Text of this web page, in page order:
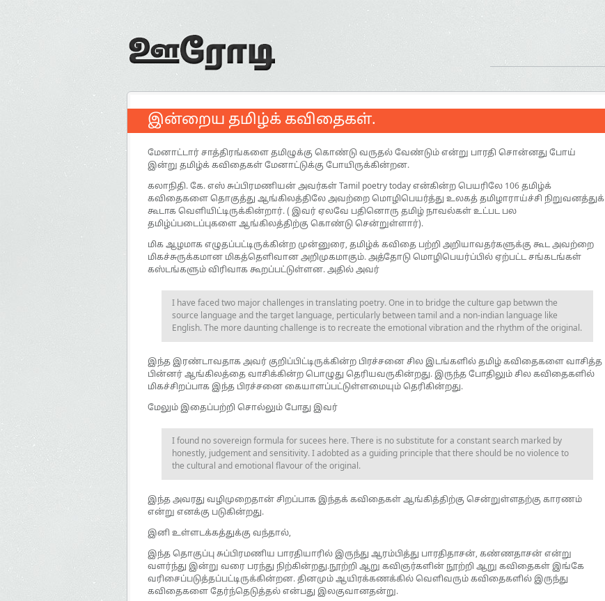
இன்றைய தமிழ்க் கவிதைகள்.
மேனாட்டார் சாத்திரங்களை தமிழுக்கு கொண்டு வருதல் வேண்டும் என்று பாரதி சொன்னது போய்
இன்று தமிழ்க் கவிதைகள் மேனாட்டுக்கு போயிருக்கின்றன.
கலாநிதி. கே. எஸ் சுப்பிரமணியன் அவர்கள் Tamil poetry today என்கின்ற பெயரிலே 106 தமிழ்க்
கவிதைகளை தொகுத்து ஆங்கிலத்திலே அவற்றை மொழிபெயர்த்து உலகத் தமிழாராய்ச்சி நிறுவனத்துக்
கூடாக வெளியிட்டிருக்கின்றார். ( இவர் ஏலவே பதினொரு தமிழ் நாவல்கள் உட்பட பல
தமிழ்ப்படைப்புகளை ஆங்கிலத்திற்கு கொண்டு சென்றுள்ளார்).
மிக ஆழமாக எழுதப்பட்டிருக்கின்ற முன்னுரை, தமிழ்க் கவிதை பற்றி அறியாவதர்களுக்கு கூட அவற்றை
மிகச்சுருக்கமான மிகத்தெளிவான அறிமுகமாகும். அத்தோடு மொழிபெயர்ப்பில் ஏற்பட்ட சங்கடங்கள்
கஸ்டங்களும் விரிவாக கூறப்பட்டுள்ளன. அதில் அவர்
I have faced two major challenges in translating poetry. One in to bridge the culture gap betwwn the
source language and the target language, perticularly between tamil and a non-indian language like
English. The more daunting challenge is to recreate the emotional vibration and the rhythm of the original.
இந்த இரண்டாவதாக அவர் குறிப்பிட்டிருக்கின்ற பிரச்சனை சில இடங்களில் தமிழ் கவிதைகளை வாசித்த
பின்னர் ஆங்கிலத்தை வாசிக்கின்ற பொழுது தெரியவருகின்றது. இருந்த போதிலும் சில கவிதைகளில்
மிகச்சிறப்பாக இந்த பிரச்சனை கையாளப்பட்டுள்ளமையும் தெரிகின்றது.
மேலும் இதைப்பற்றி சொல்லும் போது இவர்
I found no sovereign formula for sucees here. There is no substitute for a constant search marked by
honestly, judgement and sensitivity. I adobted as a guiding principle that there should be no violence to
the cultural and emotional flavour of the original.
இந்த அவரது வழிமுறைதான் சிறப்பாக இந்தக் கவிதைகள் ஆங்கித்திற்கு சென்றுள்ளதற்கு காரணம்
என்று எனக்கு படுகின்றது.
இனி உள்ளடக்கத்துக்கு வந்தால்,
இந்த தொகுப்பு சுப்பிரமணிய பாரதியாரில் இருந்து ஆரம்பித்து பாரதிதாசன், கண்ணதாசன் என்று
வளர்ந்து இன்று வரை பரந்து நிற்கின்றது.நூற்றி ஆறு கவிஞர்களின் நூற்றி ஆறு கவிதைகள் இங்கே
வரிசைப்படுத்தப்பட்டிருக்கின்றன. தினமும் ஆயிரக்கணக்கில் வெளிவரும் கவிதைகளில் இருந்து
கவிதைகளை தேர்ந்தெடுத்தல் என்பது இலகுவானதன்று.